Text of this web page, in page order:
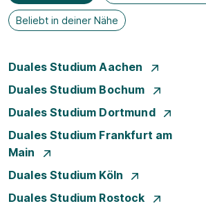
Beliebt in deiner Nähe
Duales Studium Aachen
Duales Studium Bochum
Duales Studium Dortmund
Duales Studium Frankfurt am
Main
Duales Studium Köln
Duales Studium Rostock